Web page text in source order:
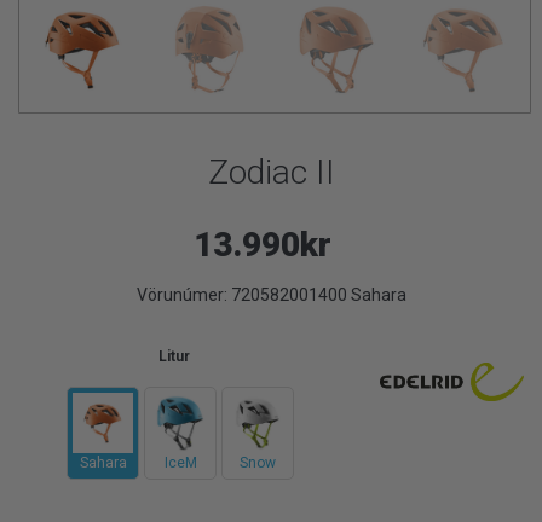
Zodiac II
13.990kr
Vörunúmer: 720582001400 Sahara
Litur
Sahara IceM Snow